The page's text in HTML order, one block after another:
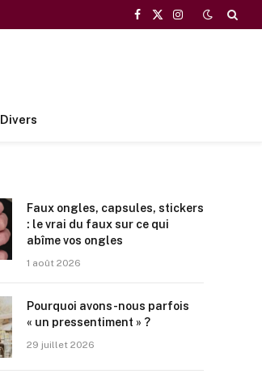
Facebook
X
Instagram
Divers
Faux ongles, capsules, stickers
: le vrai du faux sur ce qui
abîme vos ongles
1 août 2026
Pourquoi avons-nous parfois
« un pressentiment » ?
29 juillet 2026